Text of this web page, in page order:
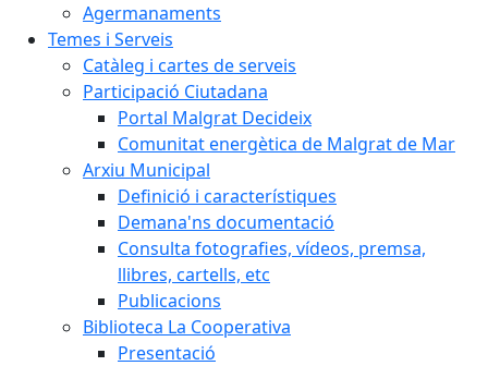
Agermanaments
Temes i Serveis
Catàleg i cartes de serveis
Participació Ciutadana
Portal Malgrat Decideix
Comunitat energètica de Malgrat de Mar
Arxiu Municipal
Definició i característiques
Demana'ns documentació
Consulta fotografies, vídeos, premsa,
llibres, cartells, etc
Publicacions
Biblioteca La Cooperativa
Presentació